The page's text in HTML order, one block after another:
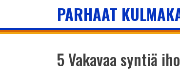
PARHAAT
5 Vakavaa syntiä